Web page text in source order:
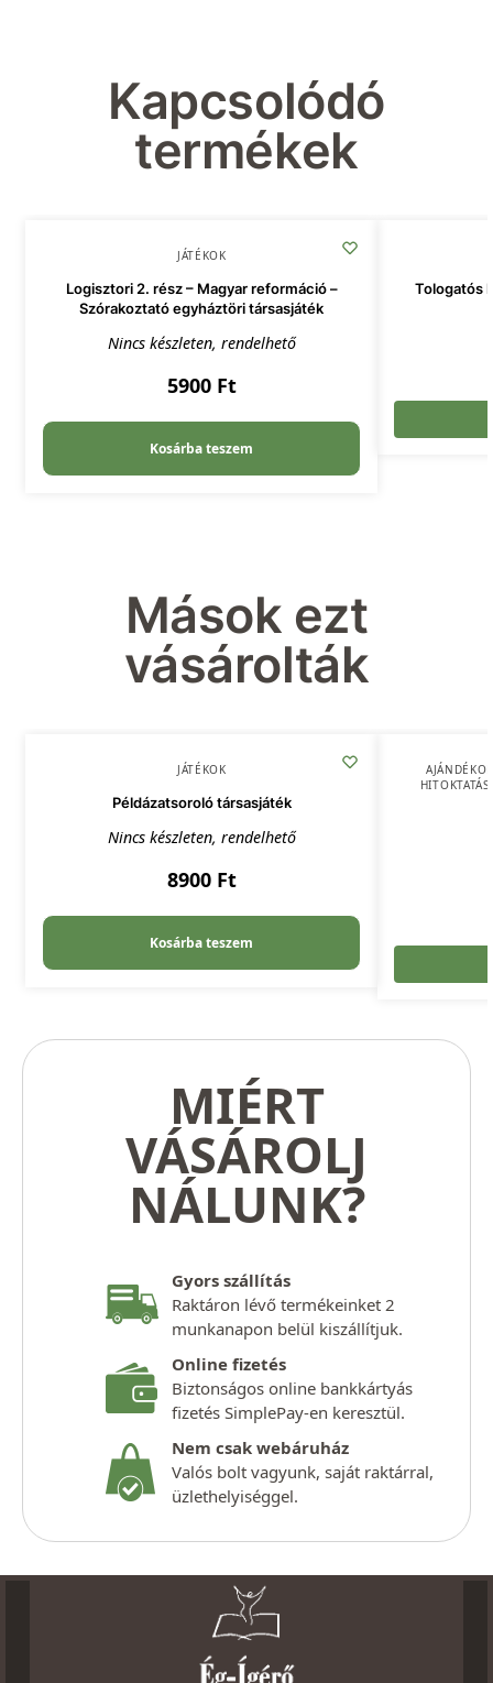
Kapcsolódó
termékek
JÁTÉKOK
Logisztori 2. rész – Magyar reformáció –
Szórakoztató egyháztöri társasjáték
Nincs készleten, rendelhető
5900 Ft
Kosárba teszem
Tologatós
Mások ezt
vásárolták
JÁTÉKOK
Példázatsoroló társasjáték
Nincs készleten, rendelhető
8900 Ft
Kosárba teszem
HITOKTATÁS
MIÉRT
VÁSÁROLJ
NÁLUNK?
Gyors szállítás
Raktáron lévő termékeinket 2
munkanapon belül kiszállítjuk.
Online fizetés
Biztonságos online bankkártyás
fizetés SimplePay-en keresztül.
Nem csak webáruház
Valós bolt vagyunk, saját raktárral,
üzlethelyiséggel.